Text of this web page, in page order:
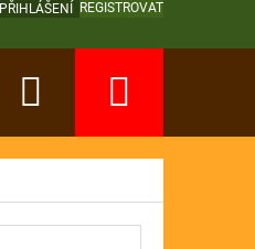
PŘIHLÁŠENÍ REGISTROVAT
Hledat